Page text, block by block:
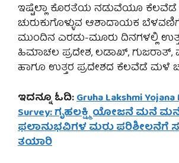
ಇಷ್ಟೆಲ್ಲಾ ಕೊರತೆಯ ನಡುವೆಯೂ ಕೆಲವೆಡೆ
ಚುರುಕುಗೊಳ್ಳುವ ಆಶಾದಾಯಕ
ಮುಂದಿನ ಎರಡು-ಮೂರು ದಿನಗಳಲ್ಲಿ
ಹಿಮಾಚಲ ಪ್ರದೇಶ, ಲಡಾಖ್, ಗುಜರಾತ್,
ಹಾಗೂ ಉತ್ತರ ಪ್ರದೇಶದ ಕೆಲವೆಡೆ ಮಳೆ
ಇದನ್ನೂ ಓದಿ:Gruha Lakshmi Yojana
Survey: ಗೃಹಲಕ್ಷ್ಮಿ ಯೋಜನೆ ಮನೆ
ಫಲಾನುಭವಿಗಳ ಮರು ಪರಿಶೀಲನೆಗೆ
ತಯಾರಿ